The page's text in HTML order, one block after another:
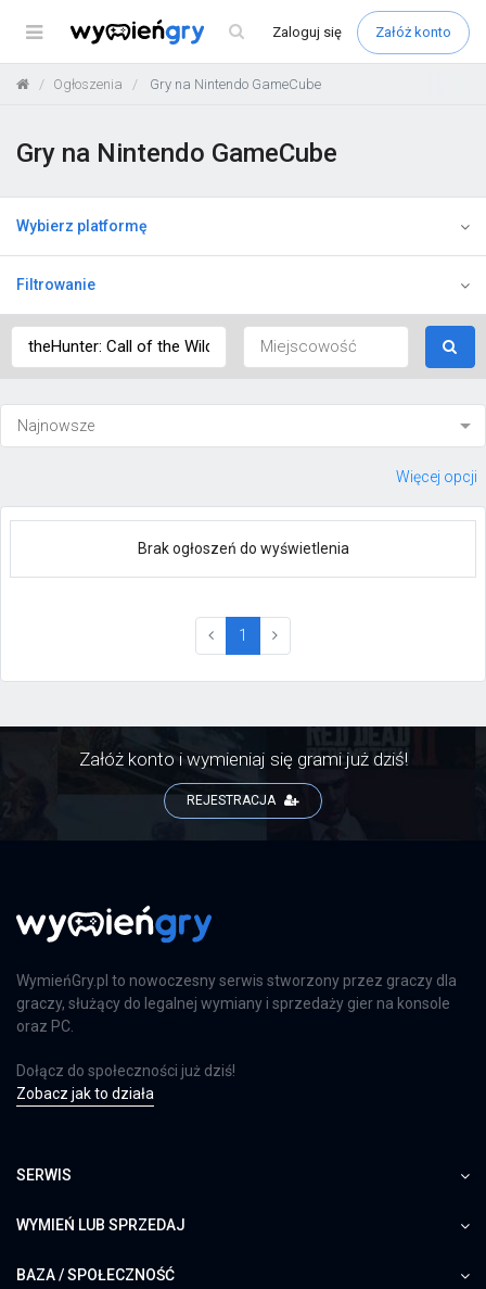
Menu Zaloguj się Załóż konto
Ogłoszenia Gry na Nintendo GameCube
Gry na Nintendo GameCube
Wybierz platformę
Filtrowanie
Więcej opcji
Brak ogłoszeń do wyświetlenia
1 (current)
Załóż konto i wymieniaj się grami już dziś!
REJESTRACJA
WymieńGry.pl to nowoczesny serwis stworzony przez graczy dla
graczy, służący do legalnej wymiany i sprzedaży gier na konsole
oraz PC.
Dołącz do społeczności już dziś!
Zobacz jak to działa
SERWIS
WYMIEŃ LUB SPRZEDAJ
BAZA / SPOŁECZNOŚĆ